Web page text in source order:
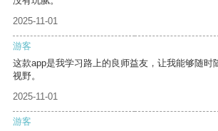
2025-11-01
游客
这款app是我学习路上的良师益友，让我能够随时
视野。
2025-11-01
游客